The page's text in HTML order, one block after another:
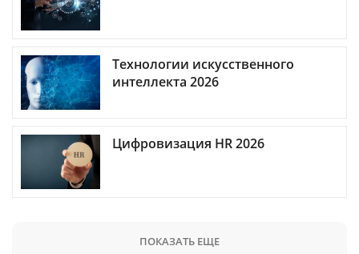
Технологии искусственного
интеллекта 2026
Цифровизация HR 2026
ПОКАЗАТЬ ЕЩЕ